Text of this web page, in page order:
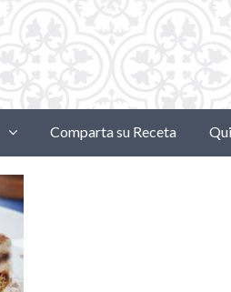
Comparta su Receta